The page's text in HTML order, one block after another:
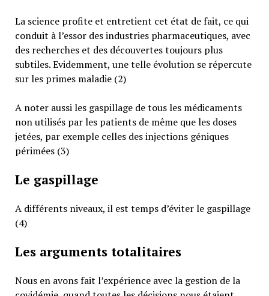
La science profite et entretient cet état de fait, ce qui
conduit à l’essor des industries pharmaceutiques, avec
des recherches et des découvertes toujours plus
subtiles. Evidemment, une telle évolution se répercute
sur les primes maladie (2)
A noter aussi les gaspillage de tous les médicaments
non utilisés par les patients de même que les doses
jetées, par exemple celles des injections géniques
périmées (3)
Le gaspillage
A différents niveaux, il est temps d’éviter le gaspillage
(4)
Les arguments totalitaires
Nous en avons fait l’expérience avec la gestion de la